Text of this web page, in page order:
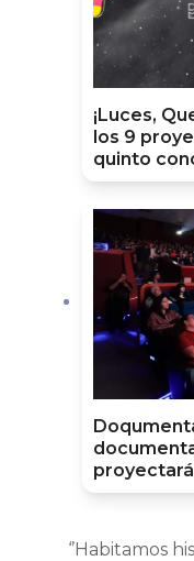
¡Luces,
los 9
quinto
‘’Habitamos